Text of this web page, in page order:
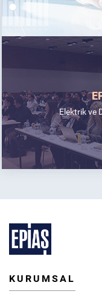
Elektrik ve
KURUMSAL